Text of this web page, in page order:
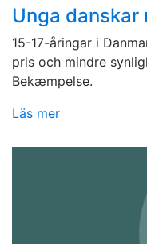
Unga
15-17-åringar i
pris och mindre
Bekæmpelse.
Läs mer